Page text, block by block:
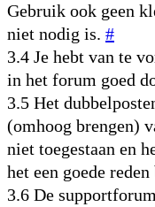
Gebruik ook geen
niet nodig is. #
3.4 Je hebt van te
in het forum goed
3.5 Het
(omhoog brengen)
niet toegestaan en
het een goede
3.6 De